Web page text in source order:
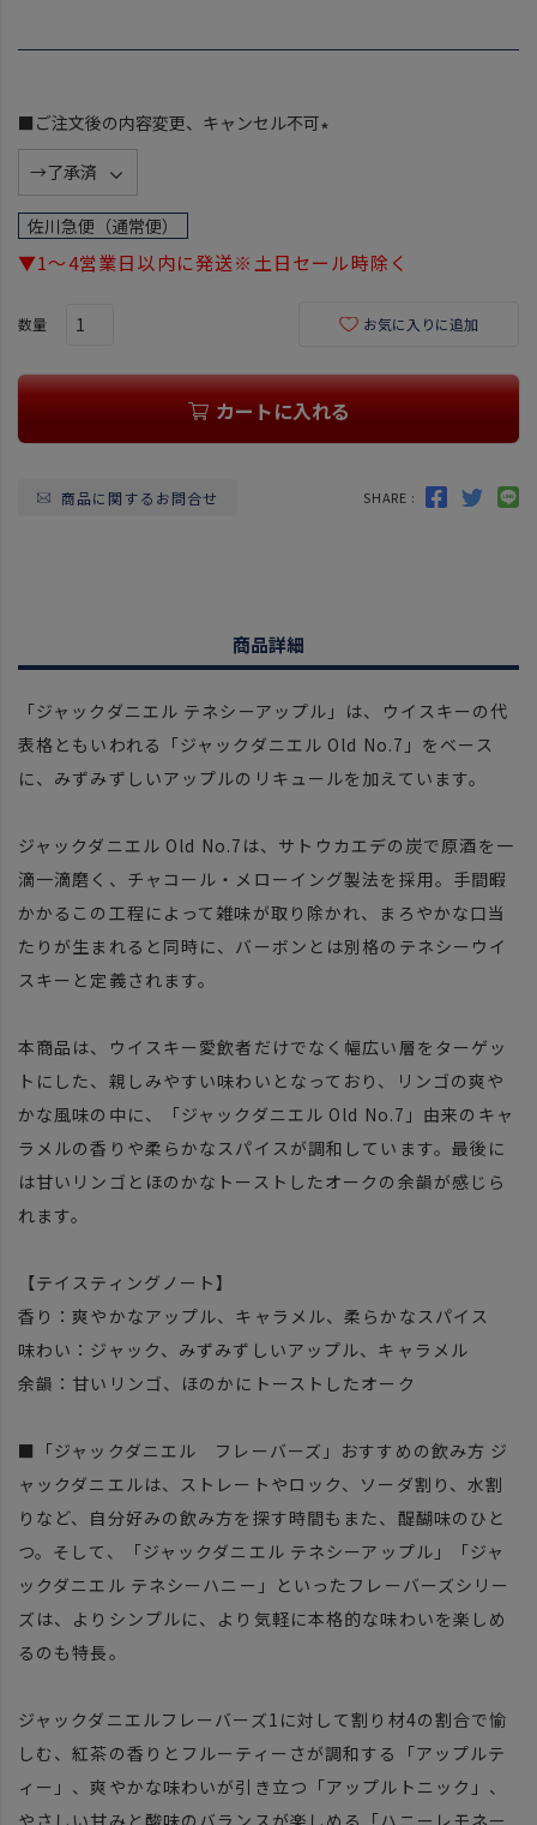
■ご注文後の内容変更、キャンセル不可
佐川急便（通常便）
▼1～4営業日以内に発送※土日セール時除く
お気に入りに追加
カートに入れる
商品に関するお問合せ SHARE :
商品詳細
「ジャックダニエル テネシーアップル」は、ウイスキーの代
表格ともいわれる「ジャックダニエル Old No.7」をベース
に、みずみずしいアップルのリキュールを加えています。
ジャックダニエル Old No.7は、サトウカエデの炭で原酒を一
滴一滴磨く、チャコール・メローイング製法を採用。手間暇
かかるこの工程によって雑味が取り除かれ、まろやかな口当
たりが生まれると同時に、バーボンとは別格のテネシーウイ
スキーと定義されます。
本商品は、ウイスキー愛飲者だけでなく幅広い層をターゲッ
トにした、親しみやすい味わいとなっており、リンゴの爽や
かな風味の中に、「ジャックダニエル Old No.7」由来のキャ
ラメルの香りや柔らかなスパイスが調和しています。最後に
は甘いリンゴとほのかなトーストしたオークの余韻が感じら
れます。
【テイスティングノート】
香り：爽やかなアップル、キャラメル、柔らかなスパイス
味わい：ジャック、みずみずしいアップル、キャラメル
余韻：甘いリンゴ、ほのかにトーストしたオーク
■「ジャックダニエル フレーバーズ」おすすめの飲み方 ジ
ャックダニエルは、ストレートやロック、ソーダ割り、水割
りなど、自分好みの飲み方を探す時間もまた、醍醐味のひと
つ。そして、「ジャックダニエル テネシーアップル」「ジャ
ックダニエル テネシーハニー」といったフレーバーズシリー
ズは、よりシンプルに、より気軽に本格的な味わいを楽しめ
るのも特長。
ジャックダニエルフレーバーズ1に対して割り材4の割合で愉
しむ、紅茶の香りとフルーティーさが調和する「アップルテ
ィー」、爽やかな味わいが引き立つ「アップルトニック」、